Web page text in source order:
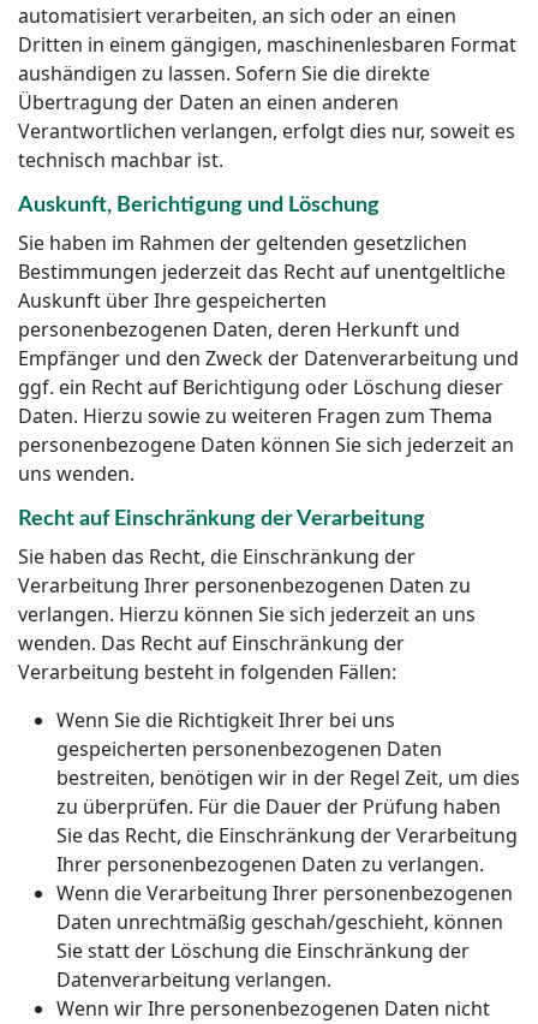
automatisiert verarbeiten, an sich oder an einen
Dritten in einem gängigen, maschinenlesbaren Format
aushändigen zu lassen. Sofern Sie die direkte
Übertragung der Daten an einen anderen
Verantwortlichen verlangen, erfolgt dies nur, soweit es
technisch machbar ist.
Auskunft, Berichtigung und Löschung
Sie haben im Rahmen der geltenden gesetzlichen
Bestimmungen jederzeit das Recht auf unentgeltliche
Auskunft über Ihre gespeicherten
personenbezogenen Daten, deren Herkunft und
Empfänger und den Zweck der Datenverarbeitung und
ggf. ein Recht auf Berichtigung oder Löschung dieser
Daten. Hierzu sowie zu weiteren Fragen zum Thema
personenbezogene Daten können Sie sich jederzeit an
uns wenden.
Recht auf Einschränkung der Verarbeitung
Sie haben das Recht, die Einschränkung der
Verarbeitung Ihrer personenbezogenen Daten zu
verlangen. Hierzu können Sie sich jederzeit an uns
wenden. Das Recht auf Einschränkung der
Verarbeitung besteht in folgenden Fällen:
Wenn Sie die Richtigkeit Ihrer bei uns
gespeicherten personenbezogenen Daten
bestreiten, benötigen wir in der Regel Zeit, um dies
zu überprüfen. Für die Dauer der Prüfung haben
Sie das Recht, die Einschränkung der Verarbeitung
Ihrer personenbezogenen Daten zu verlangen.
Wenn die Verarbeitung Ihrer personenbezogenen
Daten unrechtmäßig geschah/geschieht, können
Sie statt der Löschung die Einschränkung der
Datenverarbeitung verlangen.
Wenn wir Ihre personenbezogenen Daten nicht